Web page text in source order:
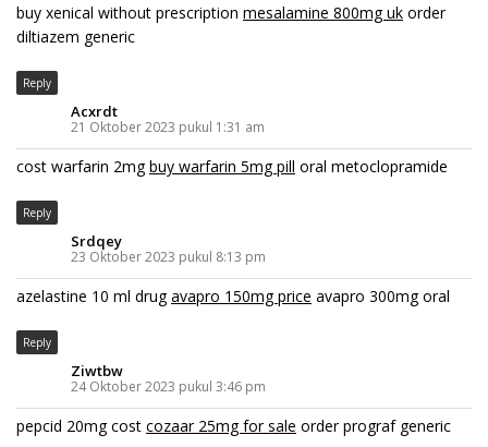
buy xenical without prescription mesalamine 800mg uk order
diltiazem generic
Reply
Acxrdt
21 Oktober 2023 pukul 1:31 am
cost warfarin 2mgbuy warfarin 5mg pill oral metoclopramide
Reply
Srdqey
23 Oktober 2023 pukul 8:13 pm
azelastine 10 ml drugavapro 150mg price avapro 300mg oral
Reply
Ziwtbw
24 Oktober 2023 pukul 3:46 pm
pepcid 20mg cost cozaar 25mg for sale order prograf generic